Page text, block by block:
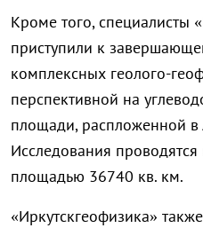
Кроме того, специалисты
приступили к
комплексных геолого-
перспективной на
площади, распложенной в
Исследования
площадью 36740 кв. км.
«Иркутскгеофизика»